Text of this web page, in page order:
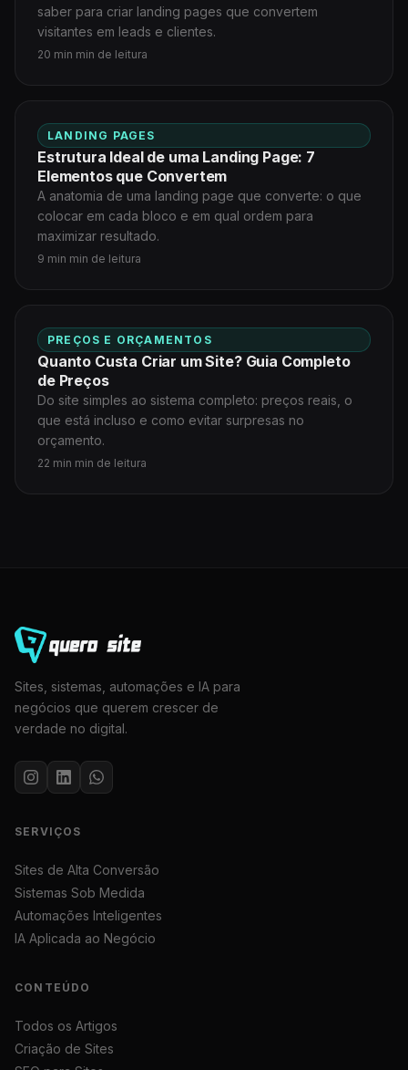
saber para criar landing pages que convertem
visitantes em leads e clientes.
20 min min de leitura
LANDING PAGES
Estrutura Ideal de uma Landing Page: 7
Elementos que Convertem
A anatomia de uma landing page que converte: o que
colocar em cada bloco e em qual ordem para
maximizar resultado.
9 min min de leitura
PREÇOS E ORÇAMENTOS
Quanto Custa Criar um Site? Guia Completo
de Preços
Do site simples ao sistema completo: preços reais, o
que está incluso e como evitar surpresas no
orçamento.
22 min min de leitura
Sites, sistemas, automações e IA para
negócios que querem crescer de
verdade no digital.
SERVIÇOS
Sites de Alta Conversão
Sistemas Sob Medida
Automações Inteligentes
IA Aplicada ao Negócio
CONTEÚDO
Todos os Artigos
Criação de Sites